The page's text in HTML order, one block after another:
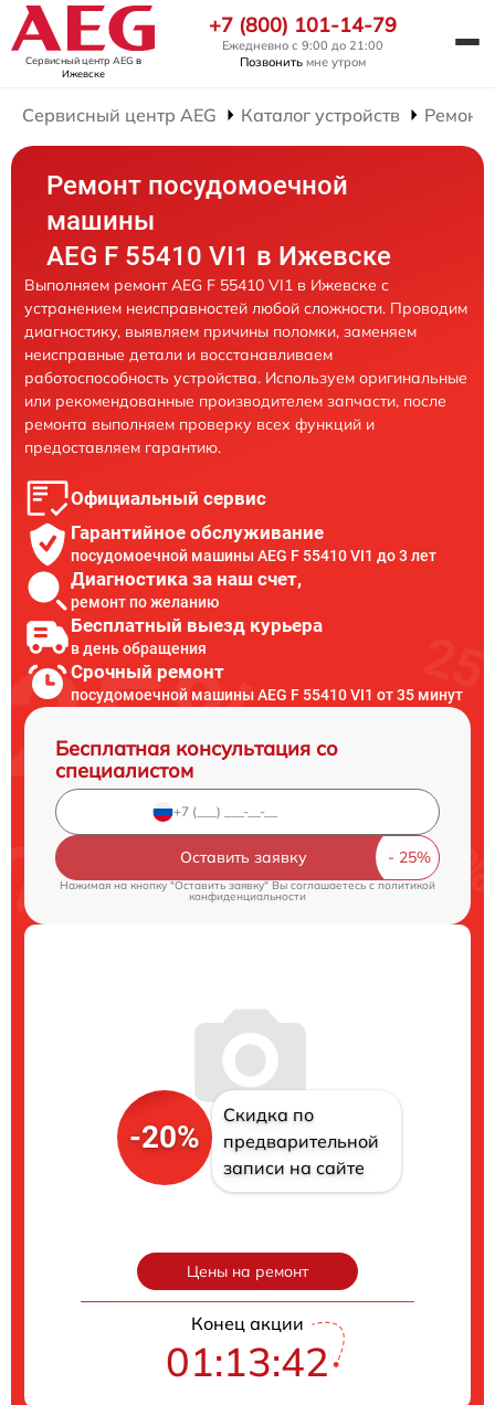
Сервисный центр AEG в
Ижевске
+7 (800) 101-14-79
Ежедневно с 9:00 до 21:00
Позвонить мне утром
Сервисный центр AEG Каталог устройств Ремонт
Ремонт посудомоечной
машины
AEG F 55410 VI1 в Ижевске
Выполняем ремонт AEG F 55410 VI1 в Ижевске с
устранением неисправностей любой сложности. Проводим
диагностику, выявляем причины поломки, заменяем
неисправные детали и восстанавливаем
работоспособность устройства. Используем оригинальные
или рекомендованные производителем запчасти, после
ремонта выполняем проверку всех функций и
предоставляем гарантию.
Официальный сервис
Гарантийное обслуживание
посудомоечной машины AEG F 55410 VI1 до 3 лет
Диагностика за наш счет,
ремонт по желанию
Бесплатный выезд курьера
в день обращения
Срочный ремонт
посудомоечной машины AEG F 55410 VI1 от 35 минут
Бесплатная консультация со
специалистом
Оставить заявку
Нажимая на кнопку "Оставить заявку" Вы соглашаетесь cполитикой
конфиденциальности
-20%
Скидка по
предварительной
записи на сайте
Цены на ремонт
Конец акции
01:13:41